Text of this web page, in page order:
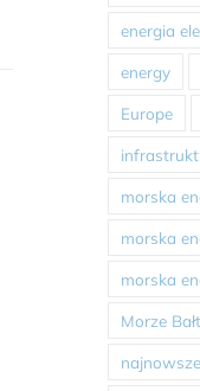
energia
energy
Europe
morska
morska
morska
Morze